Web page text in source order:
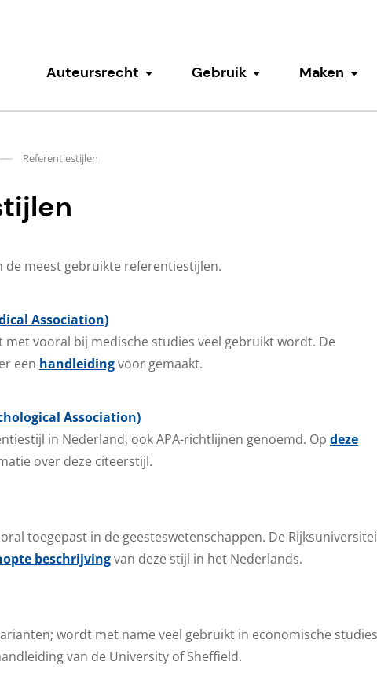
Auteursrecht Submenu tonen
Gebruik Submenu tonen
Maken
Referentiestijlen
de meest gebruikte referentiestijlen.
Association)
met vooral bij medische studies veel gebruikt wordt. De
een handleidingvoor gemaakt.
Association)
in Nederland, ook APA-richtlijnen genoemd. Op deze
over deze citeerstijl.
toegepast in de geesteswetenschappen. De
beschrijvingvan deze stijl in het Nederlands.
wordt met name veel gebruikt in economische
van de University of Sheffield.